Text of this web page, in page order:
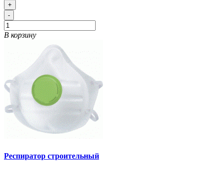
+
-
В корзину
Респиратор строительный